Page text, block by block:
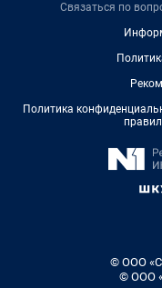
Связаться по
Политика
© ООО
© ООО